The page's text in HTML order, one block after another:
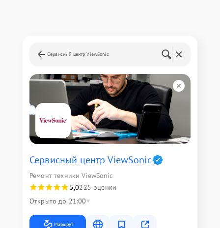
Сервисный центр ViewSonic
Сервисный центр ViewSonic
Ремонт техники ViewSonic
5,0225 оценки
Открыто до 21:00
Маршрут